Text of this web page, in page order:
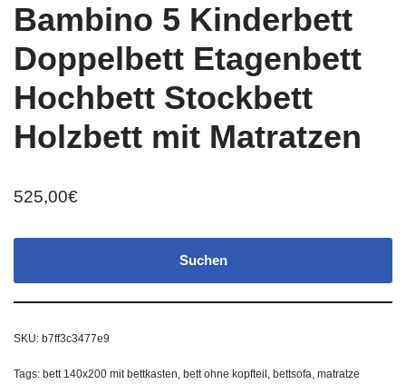
Bambino 5 Kinderbett
Doppelbett Etagenbett
Hochbett Stockbett
Holzbett mit Matratzen
525,00€
Suchen
SKU: b7ff3c3477e9
Tags: bett 140x200 mit bettkasten, bett ohne kopfteil , bettsofa, matratze